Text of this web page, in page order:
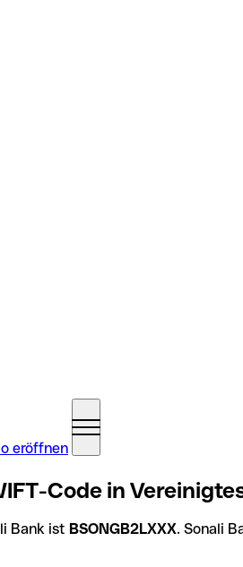
eröffnen
Code in
Bank ist BSONGB2LXXX. Sonali